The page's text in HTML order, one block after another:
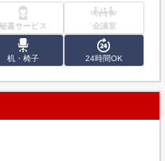
秘書サービス 会議室
机・椅子 24時間OK